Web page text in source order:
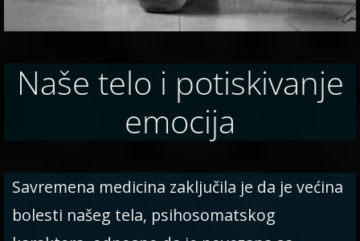
Naše telo i potiskivanje
emocija
Savremena medicina zaključila je da je većina
bolesti našeg tela, psihosomatskog